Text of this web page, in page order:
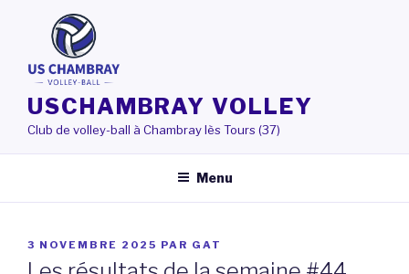
principal
USCHAMBRAY VOLLEY
Club de volley-ball à Chambray lès Tours (37)
Menu
PUBLIÉ
LE
3 NOVEMBRE 2025 PAR GAT